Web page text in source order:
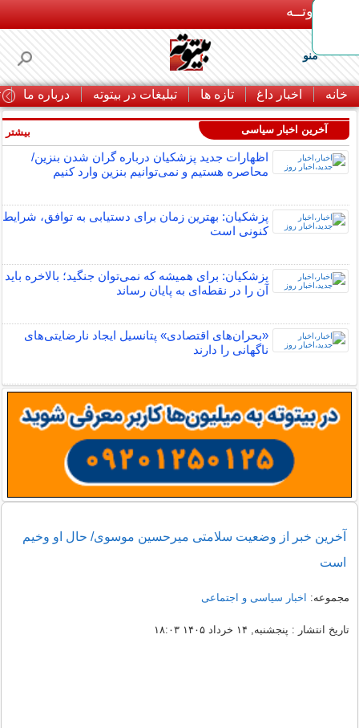
بـیتوتــه
منو
خانه اخبار داغ تازه ها تبلیغات در بیتوته درباره ما
آخرین اخبار سیاسی
اظهارات جدید پزشکیان درباره گران شدن بنزین/
محاصره هستیم و نمی‌توانیم بنزین وارد کنیم
پزشکیان: بهترین زمان برای دستیابی به توافق، شرایط
کنونی است
پزشکیان: برای همیشه که نمی‌توان جنگید؛ بالاخره باید
آن را در نقطه‌ای به پایان رساند
«بحران‌های اقتصادی» پتانسیل ایجاد نارضایتی‌های
ناگهانی را دارند
بیشتر
آخرین خبر از وضعیت سلامتی میرحسین موسوی/ حال او وخیم
است
مجموعه: اخبار سیاسی و اجتماعی
تاریخ انتشار : پنجشنبه, ۱۴ خرداد ۱۴۰۵ ۱۸:۰۳